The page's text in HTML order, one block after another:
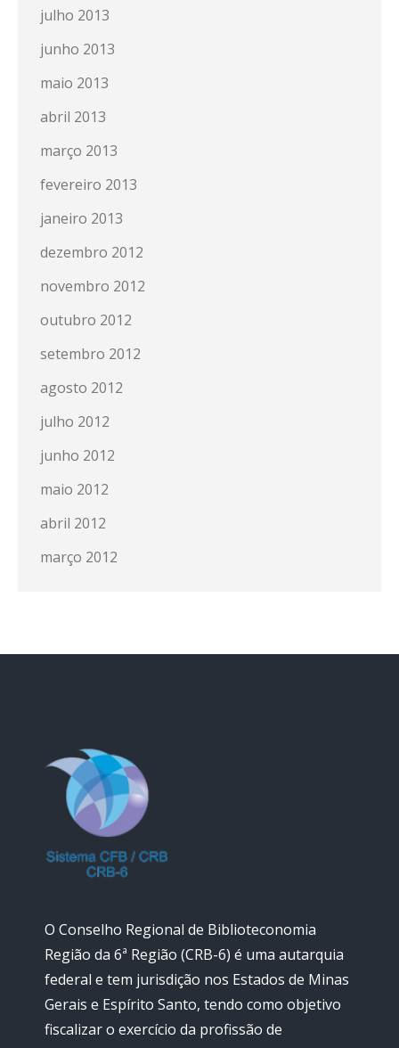
julho 2013
junho 2013
maio 2013
abril 2013
março 2013
fevereiro 2013
janeiro 2013
dezembro 2012
novembro 2012
outubro 2012
setembro 2012
agosto 2012
julho 2012
junho 2012
maio 2012
abril 2012
março 2012
O Conselho Regional de Biblioteconomia
Região da 6ª Região (CRB-6) é uma autarquia
federal e tem jurisdição nos Estados de Minas
Gerais e Espírito Santo, tendo como objetivo
fiscalizar o exercício da profissão de